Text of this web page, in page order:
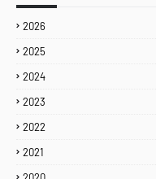
2026
2025
2024
2023
2022
2021